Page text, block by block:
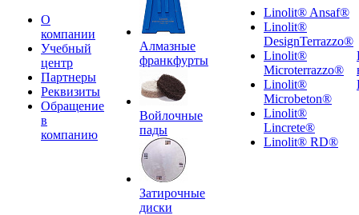
О
компании
Учебный
центр
Партнеры
Реквизиты
Обращение
в
компанию
Алмазные
франкфурты
Войлочные
пады
Затирочные
диски
Linolit® Ansaf®
Linolit®
DesignTerrazzo®
Linolit®
Microterrazzo®
Linolit®
Microbeton®
Linolit®
Lincrete®
Linolit® RD®